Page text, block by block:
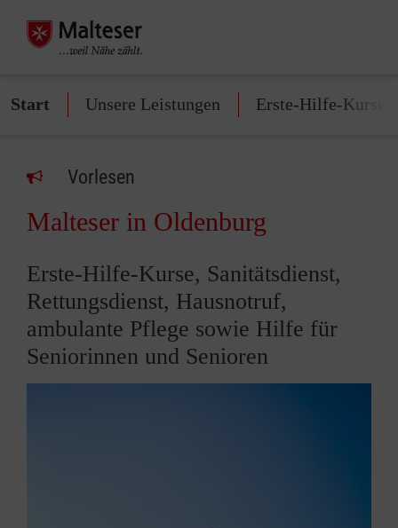
Start Unsere Leistungen Erste-Hilfe-Kurse
Vorlesen
Malteser in Oldenburg
Erste-Hilfe-Kurse, Sanitätsdienst,
Rettungsdienst, Hausnotruf,
ambulante Pflege sowie Hilfe für
Seniorinnen und Senioren